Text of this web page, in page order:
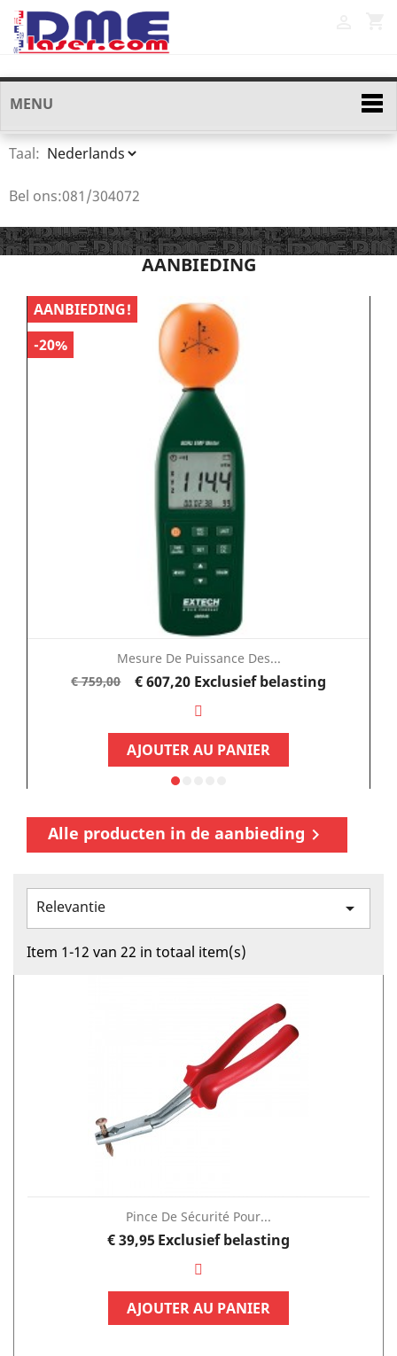
MENU
Taal:
Bel ons:081/304072
AANBIEDING
Mesure De Puissance Des...
Normale
€ 759,00 Prijs
€ 607,20 Exclusief belasting
AJOUTER AU PANIER
AANBIEDING!
-20%
Alle producten in de aanbieding 
Relevantie 
Item 1-12 van 22 in totaal item(s)
Pince De Sécurité Pour...
Prijs
€ 39,95Exclusief belasting
AJOUTER AU PANIER